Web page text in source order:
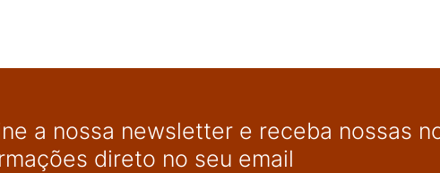
a nossa newsletter e receba nossas
direto no seu email